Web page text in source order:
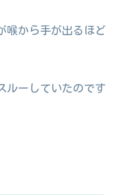
喉から手が出るほど
ルーしていたのです